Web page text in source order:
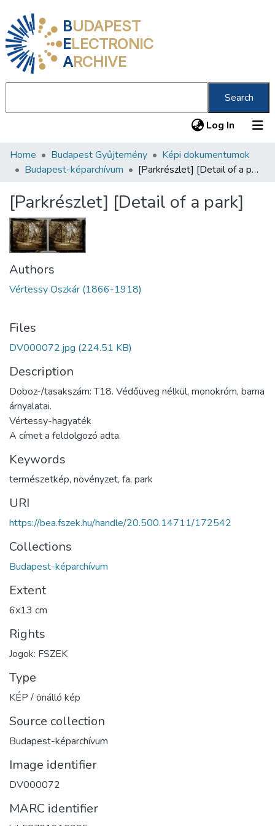
BUDAPEST
ELECTRONIC
ARCHIVE
Search
Log In (current)
Communities & Collections
Statistics
About us
Home Budapest Gyűjtemény
Képi dokumentumok
Budapest-képarchívum
[Parkrészlet] [Detail of a park]
[Parkrészlet] [Detail of a park]
Authors
Vértessy Oszkár (1866-1918)
Files
DV000072.jpg (224.51 KB)
Description
Doboz-/tasakszám: T18. Védőüveg nélkül, monokróm, barna
árnyalatai.
Vértessy-hagyaték
A címet a feldolgozó adta.
Keywords
természetkép, növényzet, fa, park
URI
https://bea.fszek.hu/handle/20.500.14711/172542
Collections
Budapest-képarchívum
Extent
6x13 cm
Rights
Jogok: FSZEK
Type
KÉP / önálló kép
Source collection
Budapest-képarchívum
Image identifier
DV000072
MARC identifier